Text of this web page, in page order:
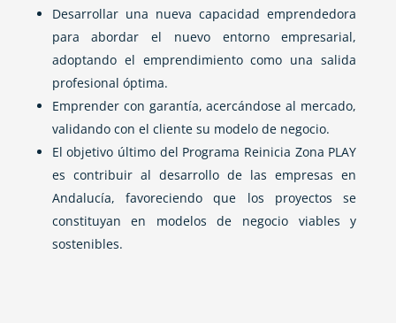
Desarrollar una nueva capacidad emprendedora
para abordar el nuevo entorno empresarial,
adoptando el emprendimiento como una salida
profesional óptima.
Emprender con garantía, acercándose al mercado,
validando con el cliente su modelo de negocio.
El objetivo último del Programa Reinicia Zona PLAY
es contribuir al desarrollo de las empresas en
Andalucía, favoreciendo que los proyectos se
constituyan en modelos de negocio viables y
sostenibles.